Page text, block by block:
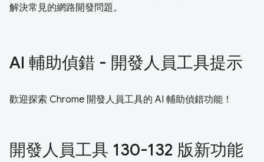
解決常見的網路開發問題。
AI 輔助偵錯 - 開發人員工具提示
歡迎探索 Chrome 開發人員工具的 AI 輔助偵錯功能！
開發人員工具 130-132 版新功能